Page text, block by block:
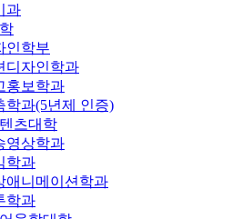
과
인학부
디자인학과
홍보학과
학과(5년제 인증)
츠대학
영상학과
학과
애니메이션학과
학과